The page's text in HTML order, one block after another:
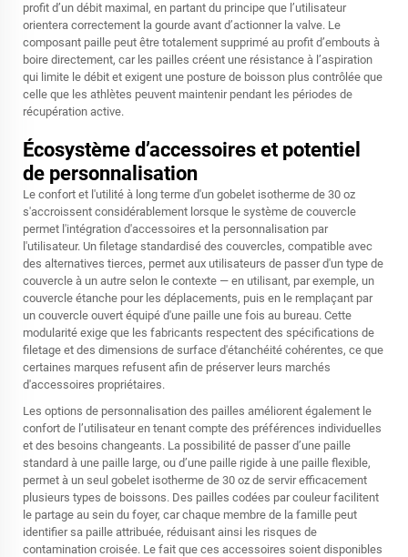
profit d’un débit maximal, en partant du principe que l’utilisateur
orientera correctement la gourde avant d’actionner la valve. Le
composant paille peut être totalement supprimé au profit d’embouts à
boire directement, car les pailles créent une résistance à l’aspiration
qui limite le débit et exigent une posture de boisson plus contrôlée que
celle que les athlètes peuvent maintenir pendant les périodes de
récupération active.
Écosystème d’accessoires et potentiel
de personnalisation
Le confort et l'utilité à long terme d'un gobelet isotherme de 30 oz
s'accroissent considérablement lorsque le système de couvercle
permet l'intégration d'accessoires et la personnalisation par
l'utilisateur. Un filetage standardisé des couvercles, compatible avec
des alternatives tierces, permet aux utilisateurs de passer d'un type de
couvercle à un autre selon le contexte — en utilisant, par exemple, un
couvercle étanche pour les déplacements, puis en le remplaçant par
un couvercle ouvert équipé d'une paille une fois au bureau. Cette
modularité exige que les fabricants respectent des spécifications de
filetage et des dimensions de surface d'étanchéité cohérentes, ce que
certaines marques refusent afin de préserver leurs marchés
d'accessoires propriétaires.
Les options de personnalisation des pailles améliorent également le
confort de l’utilisateur en tenant compte des préférences individuelles
et des besoins changeants. La possibilité de passer d’une paille
standard à une paille large, ou d’une paille rigide à une paille flexible,
permet à un seul gobelet isotherme de 30 oz de servir efficacement
plusieurs types de boissons. Des pailles codées par couleur facilitent
le partage au sein du foyer, car chaque membre de la famille peut
identifier sa paille attribuée, réduisant ainsi les risques de
contamination croisée. Le fait que ces accessoires soient disponibles